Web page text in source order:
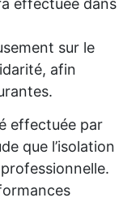
effectuée dans
sur le
afin
effectuée par
que l’isolation